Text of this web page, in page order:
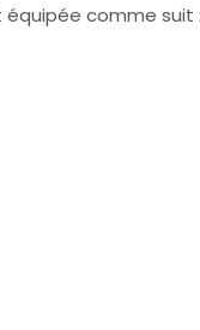
équipée comme suit :